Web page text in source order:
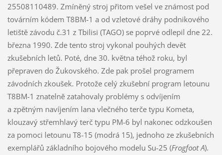
25508110489. Zmíněný stroj přitom vešel ve známost pod
továrním kódem T8BM-1 a od vzletové dráhy podnikového
letiště závodu č.31 z Tbilisi (TAGO) se poprvé odlepil dne 22.
března 1990. Zde tento stroj vykonal pouhých devět
zkušebních letů. Poté, dne 30. května téhož roku, byl
přepraven do Žukovského. Zde pak prošel programem
závodních zkoušek. Protože celý zkušební program letounu
T8BM-1 znatelně zatahovaly problémy s odvíjením
a zpětným navíjením lana vlečného terče typu Kometa,
klouzavý střemhlavý terč typu PM-6 byl nakonec odzkoušen
za pomoci letounu T8-15 (modrá 15), jednoho ze zkušebních
exemplářů základního bojového modelu Su-25 (Frogfoot A).